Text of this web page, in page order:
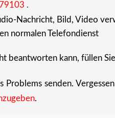
.
Nachricht, Bild, Video
normalen Telefondienst
beantworten kann, füllen
Problems senden.
.